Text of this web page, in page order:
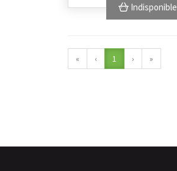
Indisponible
« ‹ 1 › »